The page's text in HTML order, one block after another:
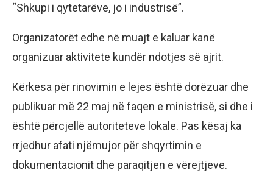
“Shkupi i qytetarëve, jo i industrisë”.
Organizatorët edhe në muajt e kaluar kanë
organizuar aktivitete kundër ndotjes së ajrit.
Kërkesa për rinovimin e lejes është dorëzuar dhe
publikuar më 22 maj në faqen e ministrisë, si dhe i
është përcjellë autoriteteve lokale. Pas kësaj ka
rrjedhur afati njëmujor për shqyrtimin e
dokumentacionit dhe paraqitjen e vërejtjeve.